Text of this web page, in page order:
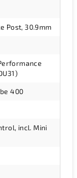
Post, 30.9mm
400
incl. Mini